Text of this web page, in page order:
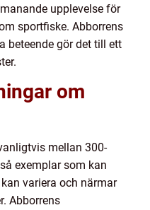
upplevelse för
sportfiske. Abborrens
beteende gör det till ett
om
mellan 300-
exemplar som kan
variera och närmar
Abborrens